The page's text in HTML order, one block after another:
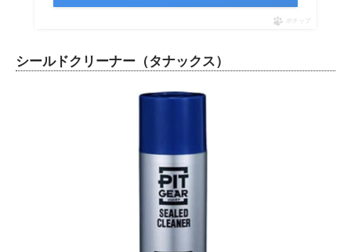
ポチップ
シールドクリーナー（タナックス）